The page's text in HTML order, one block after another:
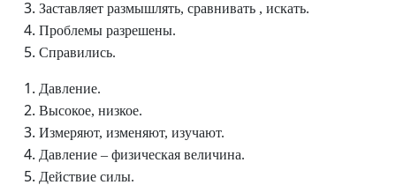
Заставляет размышлять, сравнивать , искать.
Проблемы разрешены.
Справились.
Давление.
Высокое, низкое.
Измеряют, изменяют, изучают.
Давление – физическая величина.
Действие силы.